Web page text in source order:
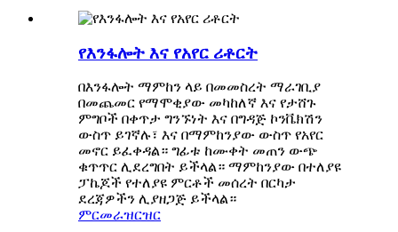
የእንፋሎት እና የአየር ሪቶርት
በእንፋሎት ማምከን ላይ በመመስረት ማራገቢያ
በመጨመር የማሞቂያው መካከለኛ እና የታሸጉ
ምግቦች በቀጥታ ግንኙነት እና በግዳጅ ኮንቬክሽን
ውስጥ ይገኛሉ፣ እና በማምከንያው ውስጥ የአየር
መኖር ይፈቀዳል። ግፊቱ ከሙቀት መጠን ውጭ
ቁጥጥር ሊደረግበት ይችላል። ማምከንያው በተለያዩ
ፓኬጆች የተለያዩ ምርቶች መሰረት በርካታ
ደረጃዎችን ሊያዘጋጅ ይችላል።
ምርመራዝርዝር